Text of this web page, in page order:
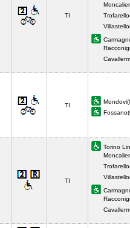
TI
TI
TI
Torino